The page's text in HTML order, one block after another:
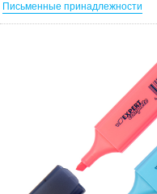
Письменные принадлежности